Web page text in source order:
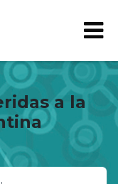
a la